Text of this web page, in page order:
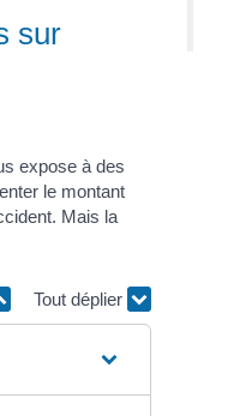
sur
expose à des
le montant
Mais la
Tout déplier